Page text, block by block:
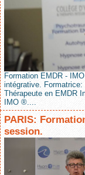
Formation EMDR -
intégrative. Formatrice:
Thérapeute en EMDR
IMO ®....
PARIS:
session.